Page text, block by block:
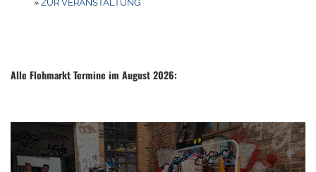
»ZUR VERANSTALTUNG
Alle Flohmarkt Termine im August 2026: